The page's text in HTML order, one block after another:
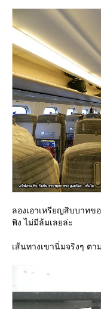
ลองเอาเหรียญสิบบาทข
พิง ไม่มีล้มเลยล่ะ
เส้นทางเขานิ่มจริงๆ ต